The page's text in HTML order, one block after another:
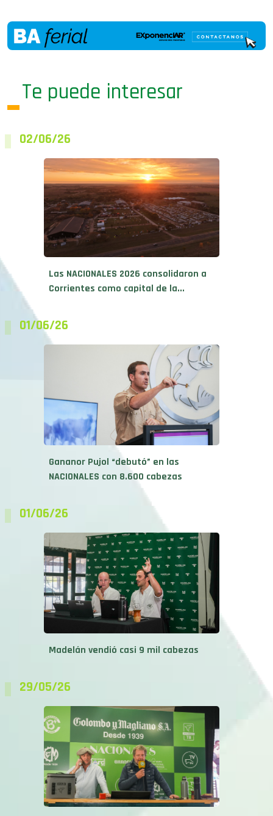
Te puede interesar
02/06/26
Las NACIONALES 2026 consolidaron a
Corrientes como capital de la...
01/06/26
Gananor Pujol “debutó” en las
NACIONALES con 8.600 cabezas
01/06/26
Madelán vendió casi 9 mil cabezas
29/05/26